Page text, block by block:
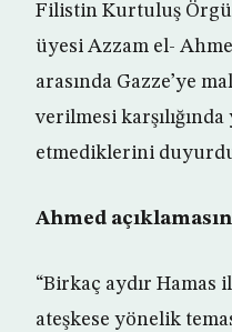
Filistin Kurtuluş
üyesi Azzam el-
arasında Gazze’ye
verilmesi
etmediklerini
Ahmed
“Birkaç aydır Hamas
ateşkese yönelik